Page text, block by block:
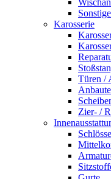
Karosserie
Türen /
Zier- /